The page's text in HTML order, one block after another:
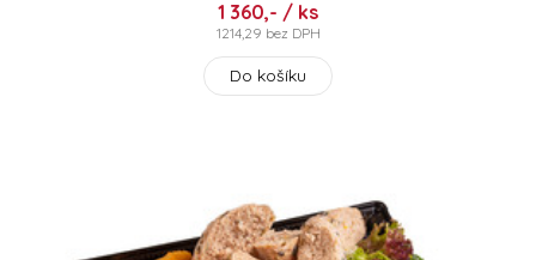
1 360,- / ks
1214,29 bez DPH
Do košíku